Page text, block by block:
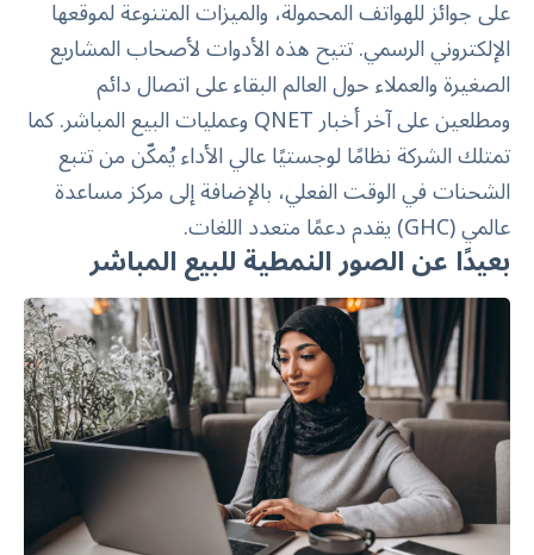
على جوائز للهواتف المحمولة، والميزات المتنوعة لموقعها
الإلكتروني الرسمي. تتيح هذه الأدوات لأصحاب المشاريع
الصغيرة والعملاء حول العالم البقاء على اتصال دائم
ومطلعين على آخر أخبار QNET وعمليات البيع المباشر. كما
تمتلك الشركة نظامًا لوجستيًا عالي الأداء يُمكّن من تتبع
الشحنات في الوقت الفعلي، بالإضافة إلى مركز مساعدة
عالمي (GHC) يقدم دعمًا متعدد اللغات.
بعيدًا عن الصور النمطية للبيع المباشر